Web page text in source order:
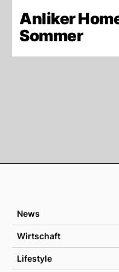
Anliker
Sommer
News
Wirtschaft
Lifestyle